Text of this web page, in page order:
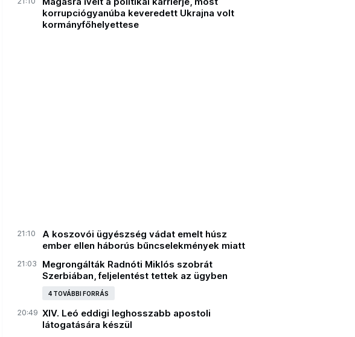
korrupciógyanúba keveredett Ukrajna volt
kormányfőhelyettese
21:10
A koszovói ügyészség vádat emelt húsz
ember ellen háborús bűncselekmények miatt
21:03
Megrongálták Radnóti Miklós szobrát
Szerbiában, feljelentést tettek az ügyben
4 TOVÁBBI FORRÁS
20:49 XIV. Leó eddigi leghosszabb apostoli
látogatására készül